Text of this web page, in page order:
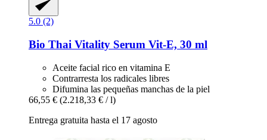
5.0 (2)
Bio Thai Vitality Serum Vit-​E, 30 ml
Aceite facial rico en vitamina E
Contrarresta los radicales libres
Difumina las pequeñas manchas de la piel
66,55 € (2.218,33 € / l)
Entrega gratuita hasta el 17 agosto